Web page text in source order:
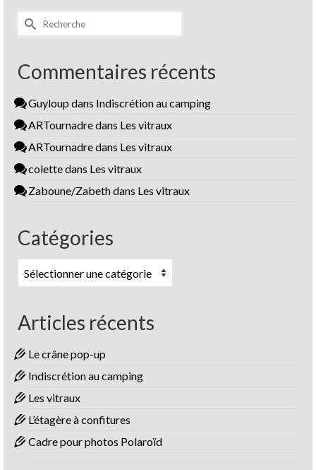
Rechercher :
Commentaires récents
Guyloup dans Indiscrétion au camping
ARTournadredans Les vitraux
ARTournadredans Les vitraux
colettedans Les vitraux
Zaboune/Zabethdans Les vitraux
Catégories
Catégories
Articles récents
Le crâne pop-up
Indiscrétion au camping
Les vitraux
L’étagère à confitures
Cadre pour photos Polaroïd